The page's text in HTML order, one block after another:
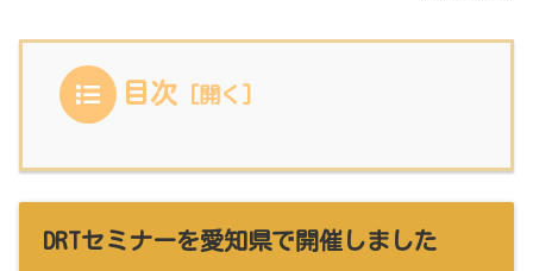
目次
DRTセミナーを愛知県で開催しました